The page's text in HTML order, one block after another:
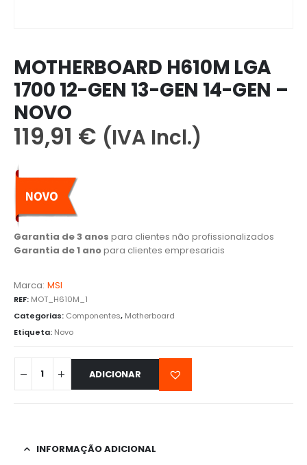
MOTHERBOARD H610M LGA
1700 12-GEN 13-GEN 14-GEN –
NOVO
119,91 € (IVA Incl.)
Garantia de 3 anos para clientes não profissionalizados
Garantia de 1 anopara clientes empresariais
Marca: MSI
REF: MOT_H610M_1
Categorias: Componentes, Motherboard
Etiqueta: Novo
ADICIONAR
INFORMAÇÃO ADICIONAL